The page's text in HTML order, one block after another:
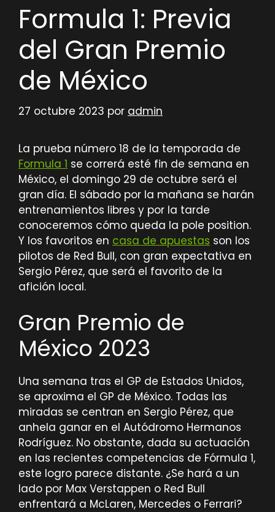
Formula 1: Previa
del Gran Premio
de México
27 octubre 2023 por admin
La prueba número 18 de la temporada de
Formula 1 se correrá esté fin de semana en
México, el domingo 29 de octubre será el
gran día. El sábado por la mañana se harán
entrenamientos libres y por la tarde
conoceremos cómo queda la pole position.
Y los favoritos en casa de apuestas son los
pilotos de Red Bull, con gran expectativa en
Sergio Pérez, que será el favorito de la
afición local.
Gran Premio de
México 2023
Una semana tras el GP de Estados Unidos,
se aproxima el GP de México. Todas las
miradas se centran en Sergio Pérez, que
anhela ganar en el Autódromo Hermanos
Rodríguez. No obstante, dada su actuación
en las recientes competencias de Fórmula 1,
este logro parece distante. ¿Se hará a un
lado por Max Verstappen o Red Bull
enfrentará a McLaren, Mercedes o Ferrari?